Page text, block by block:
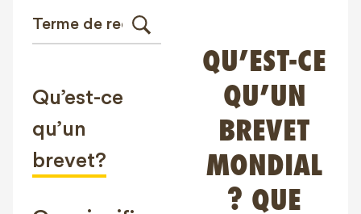
Contact
Client login
Qu’est-ce
qu’un
brevet?
QU’EST-CE
QU’UN
BREVET
MONDIAL
? QUE